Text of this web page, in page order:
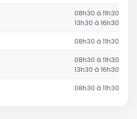
08h30 à 11h30
13h30 à 16h30
08h30 à 11h30
08h30 à 11h30
13h30 à 16h30
08h30 à 11h30